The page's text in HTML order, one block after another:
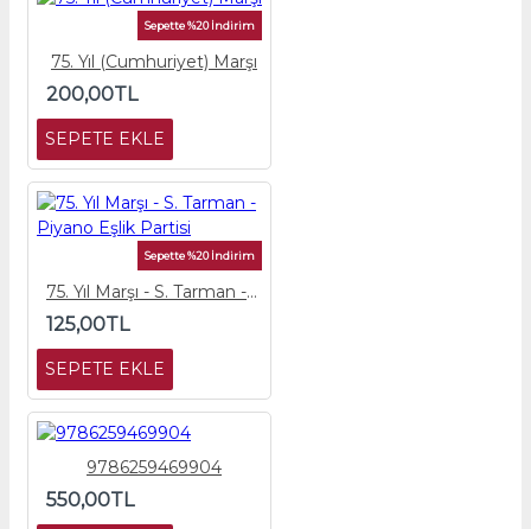
Sepette %20 İndirim
75. Yıl (Cumhuriyet) Marşı
200,00TL
SEPETE EKLE
Sepette %20 İndirim
75. Yıl Marşı - S. Tarman - Piyano Eşlik Partisi
125,00TL
SEPETE EKLE
9786259469904
550,00TL